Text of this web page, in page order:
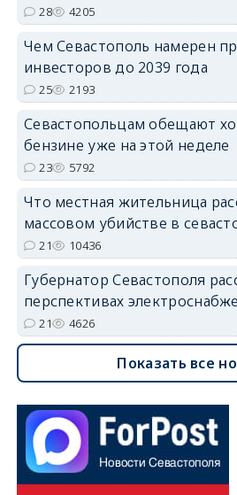
28 4205
Чем Севастополь намерен
инвесторов до 2039 года
25 2193
Севастопольцам обещают
бензине уже на этой неделе
23 5792
Что местная жительница
массовом убийстве в
21 10436
Губернатор Севастополя
перспективах
21 4626
Показать все